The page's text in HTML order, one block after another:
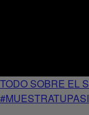
TODO SOBRE EL